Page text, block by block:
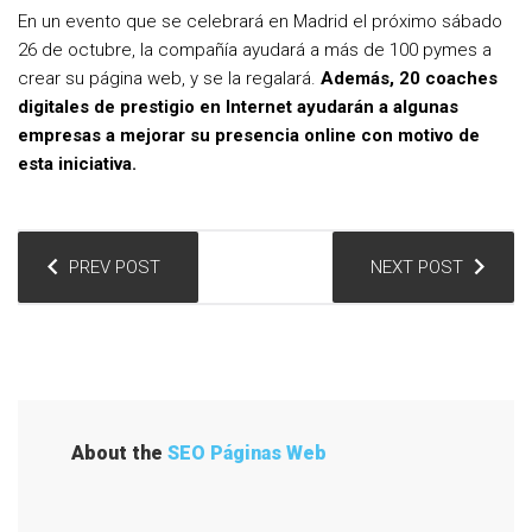
En un evento que se celebrará en Madrid el próximo sábado
26 de octubre, la compañía ayudará a más de 100 pymes a
crear su página web, y se la regalará. Además, 20 coaches
digitales de prestigio en Internet ayudarán a algunas
empresas a mejorar su presencia online con motivo de
esta iniciativa.
a
PREV POST NEXT POST
About the SEO Páginas Web